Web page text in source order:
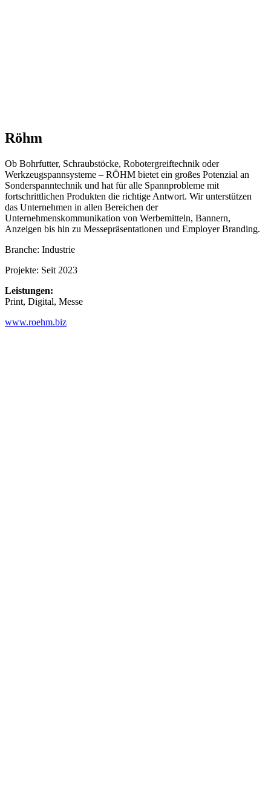
Röhm
Ob Bohrfutter, Schraubstöcke, Robotergreiftechnik oder
Werkzeugspannsysteme – RÖHM bietet ein großes Potenzial an
Sonderspanntechnik und hat für alle Spannprobleme mit
fortschrittlichen Produkten die richtige Antwort. Wir unterstützen
das Unternehmen in allen Bereichen der
Unternehmenskommunikation von Werbemitteln, Bannern,
Anzeigen bis hin zu Messepräsentationen und Employer Branding.
Branche: Industrie
Projekte: Seit 2023
Leistungen:
Print, Digital, Messe
www.roehm.biz